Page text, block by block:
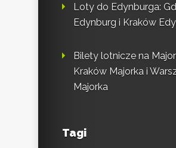
Loty do Edynburga:
Edynburg i Kraków
Bilety lotnicze na
Kraków Majorka i
Majorka
Tagi